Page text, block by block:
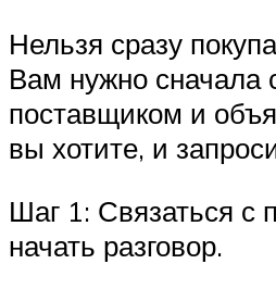
Нельзя сразу
Вам нужно сначала
поставщиком и
вы хотите, и
Шаг 1: Связаться с
начать разговор.